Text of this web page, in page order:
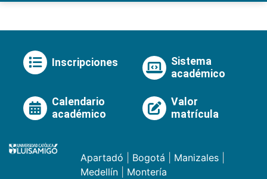
Inscripciones
Sistema
académico
Calendario
académico
Valor
matrícula
Apartadó Bogotá Manizales
Medellín
Montería